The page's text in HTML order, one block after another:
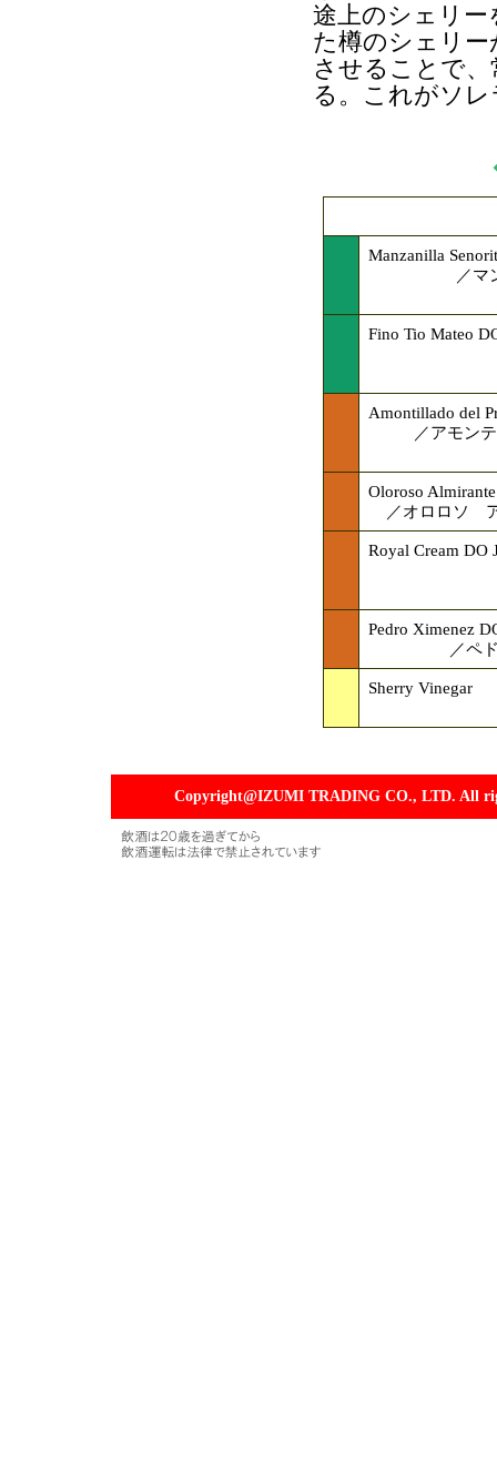
途上のシェリ
た樽のシェリ
させることで
る。これがソ
Manzanilla
／
Fino Tio Mateo
Amontillado del
／アモン
Oloroso
／オロロソ
Royal Cream DO
Pedro Ximenez
／ペ
Sherry Vinegar
Copyright@IZUMI TRADING CO., LTD. All